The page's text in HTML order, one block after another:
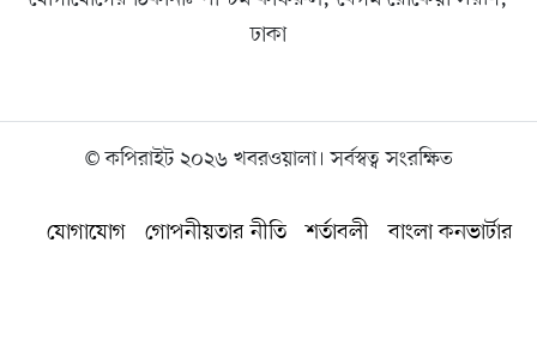
ঢাকা
© কপিরাইট ২০২৬ খবরওয়ালা। সর্বস্বত্ব সংরক্ষিত
যোগাযোগ গোপনীয়তার নীতি শর্তাবলী বাংলা কনভার্টার